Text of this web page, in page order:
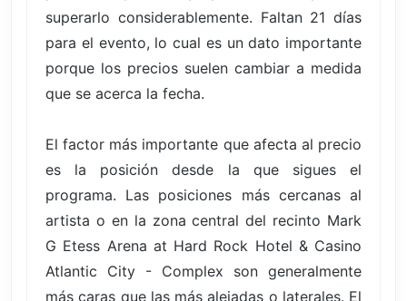
superarlo considerablemente. Faltan 21 días
para el evento, lo cual es un dato importante
porque los precios suelen cambiar a medida
que se acerca la fecha.
El factor más importante que afecta al precio
es la posición desde la que sigues el
programa. Las posiciones más cercanas al
artista o en la zona central del recinto Mark
G Etess Arena at Hard Rock Hotel & Casino
Atlantic City - Complex son generalmente
más caras que las más alejadas o laterales. El